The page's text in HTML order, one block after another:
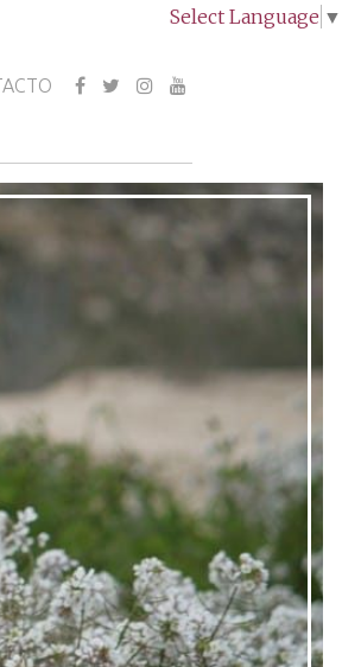
Select Language ▼
Ir al post